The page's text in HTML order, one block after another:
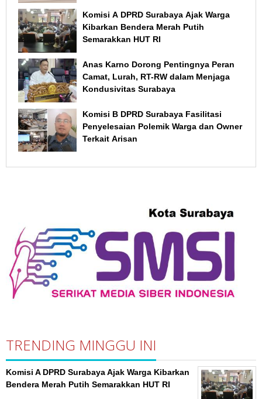
Komisi A DPRD Surabaya Ajak Warga
Kibarkan Bendera Merah Putih
Semarakkan HUT RI
Anas Karno Dorong Pentingnya Peran
Camat, Lurah, RT-RW dalam Menjaga
Kondusivitas Surabaya
Komisi B DPRD Surabaya Fasilitasi
Penyelesaian Polemik Warga dan Owner
Terkait Arisan
TRENDING MINGGU INI
Komisi A DPRD Surabaya Ajak Warga Kibarkan
Bendera Merah Putih Semarakkan HUT RI